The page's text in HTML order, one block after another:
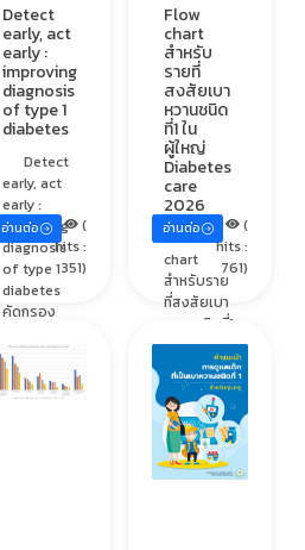
Detect
early, act
early :
improving
diagnosis
of type 1
diabetes
Detect
early, act
early :
improving
diagnosis
of type 1
diabetes
คัดกรอง
การเพื่อ
วินิจฉัยได้
ทันการ ใน
อ่านต่อ
(
hits :
351)
Flow
chart
สำหรับ
รายที่
สงสัยเบา
หวานชนิด
ที่1 ใน
ผู้ใหญ่
Diabetes
care
2026
Flow
chart
สำหรับราย
ที่สงสัยเบา
หวานชนิดที่1
ในผู้ใหญ่
Diabetes
care 2026
เบาหวาน
แบ่งประเภท
เป็น 4
ประเภทหลัก
อ่านต่อ
(
hits :
761)